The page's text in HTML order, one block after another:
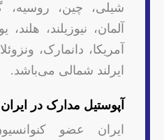
شیلی، چین، روسیه،
آلمان، نیوزیلند، هلند،
آمریکا، دانمارک،
ایرلند شمالی می‌باشد.
آپوستیل مدارک در
ایران عضو